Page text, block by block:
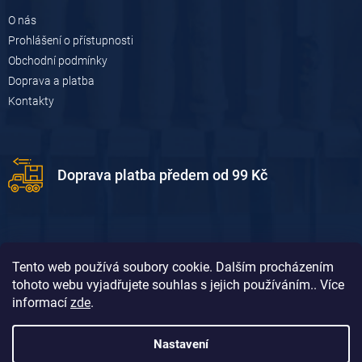
Tento web používá soubory cookie. Dalším procházením
tohoto webu vyjadřujete souhlas s jejich používáním.. Více
informací zde.
Nastavení
O nás
Prohlášení o přístupnosti
Obchodní podmínky
Doprava a platba
Kontakty
Doprava platba předem od 99 Kč
Doprava platba dobírkou od 119 Kč